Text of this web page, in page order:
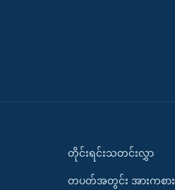
တိုင်းရင်းသတင်းလွှာ
တပတ်အတွင်း အားကစား